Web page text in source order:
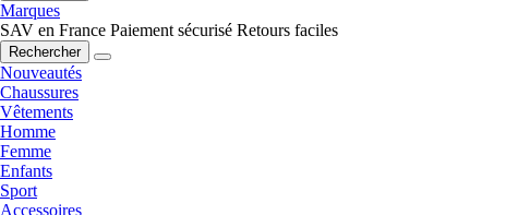
Marques
SAV en France Paiement sécurisé Retours faciles
Rechercher
Nouveautés
Chaussures
Vêtements
Homme
Femme
Enfants
Sport
Accessoires